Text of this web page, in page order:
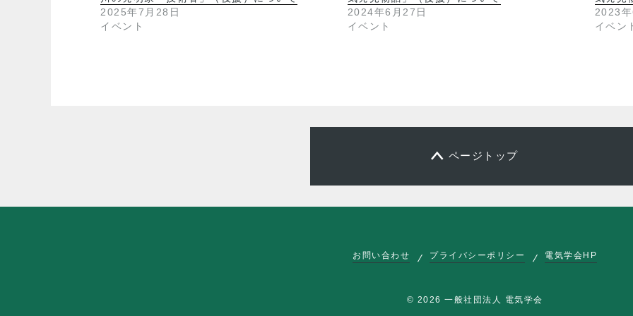
2025年7月28日
イベント
2024年6月27日
イベント
2023
イベン
ページトップ
お問い合わせ プライバシーポリシー 電気学会HP
© 2026 一般社団法人 電気学会